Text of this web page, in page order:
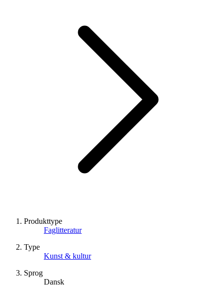
Produkttype
Faglitteratur
Type
Kunst & kultur
Sprog
Dansk